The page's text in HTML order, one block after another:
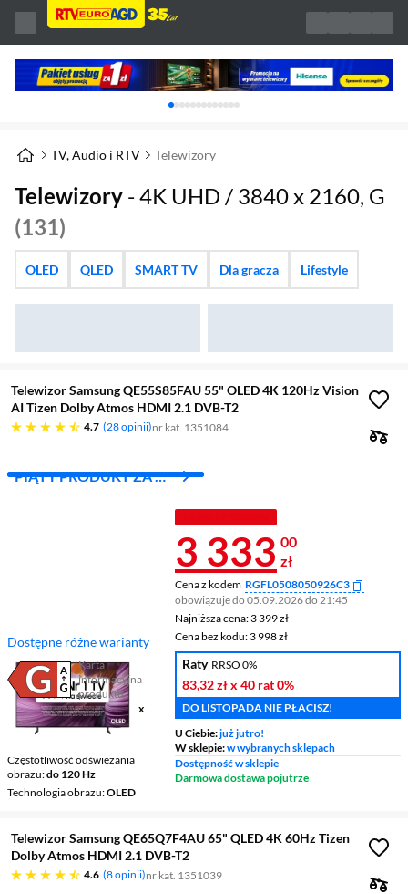
Karuzela z banerami, aktualny element 1 z
TV, Audio i RTV Telewizory
Telewizory - 4K UHD / 3840 x 2160, G
(131)
OLED QLED SMART TV Dla gracza Lifestyle
Telewizor Samsung QE55S85FAU 55" OLED 4K 120Hz Vision
AI Tizen Dolby Atmos HDMI 2.1 DVB-T2
4.7
4.7 gwiazdek 28 opinii nr kat. 1351084
PIĄTY PRODUKT ZA 1
Dostępne różne warianty
Karta
informacyjna
produktu
Plik w formacie pdf
(otworzy się w nowym oknie)
Ekran 55 ", 4K UHD / 3840 x
2160
Częstotliwość odświeżania
obrazu do 120 Hz
Technologia obrazu OLED
Cena 3 333
3 333 00
zł
Cena z kodem RGFL0508050926C3
obowiązuje do 05.09.2026 do 21:45
Najniższa cena: 3 399 zł
Najniższa cena:3 399 zł
Cena bez kodu: 3 998 zł
Cena bez kodu:3 998 zł
Raty RRSO 0%
83,32 złx 40 rat0%
DO LISTOPADA NIE PŁACISZ!
U Ciebie:już jutro!
W sklepie:w wybranych sklepach
Dostępność w sklepie
Darmowa dostawa pojutrze
Telewizor Samsung QE65Q7F4AU 65" QLED 4K 60Hz Tizen
Dolby Atmos HDMI 2.1 DVB-T2
4.6
4.6 gwiazdek 8 opinii nr kat. 1351039